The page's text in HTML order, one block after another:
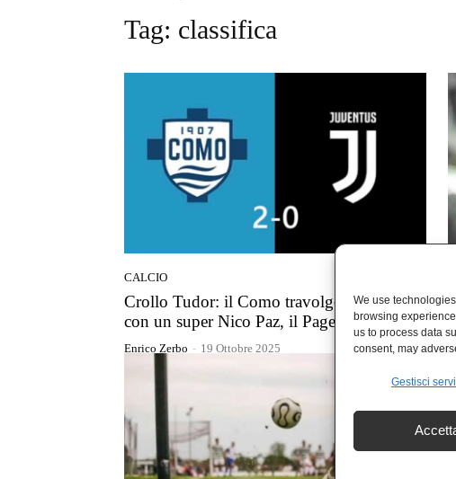
We use
browsing
us to process data
consent, may
Gestisci
Tag: classifica
CALCIO
Crollo Tudor: il Como travolge i bianconeri
con un super Nico Paz, il Pagellone
Enrico Zerbo - 19 Ottobre 2025